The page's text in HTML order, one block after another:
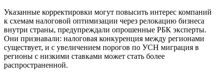
Указанные корректировки могут повысить интерес компаний
к схемам налоговой оптимизации через релокацию бизнеса
внутри страны, предупреждали опрошенные РБК эксперты.
Они признавали: налоговая конкуренция между регионами
существует, и с увеличением порогов по УСН миграция в
регионы с низкими ставками может стать более
распространенной.